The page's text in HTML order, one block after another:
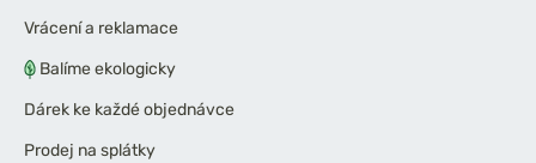
Vrácení a reklamace
Balíme ekologicky
Dárek ke každé objednávce
Prodej na splátky